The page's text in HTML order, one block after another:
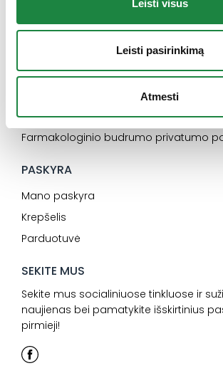
Leisti visus
Leisti pasirinkimą
Atmesti
SVARBU
Elektroninės parduotuvės pirkimo
Dažniausiai užduodami klausimai
Slapukų naudojimas
Farmakologinio budrumo privatumo
PASKYRA
Mano paskyra
Krepšelis
Parduotuvė
SEKITE MUS
Sekite mus socialiniuose tinkluose ir
naujienas bei pamatykite išskirtinius
pirmieji!